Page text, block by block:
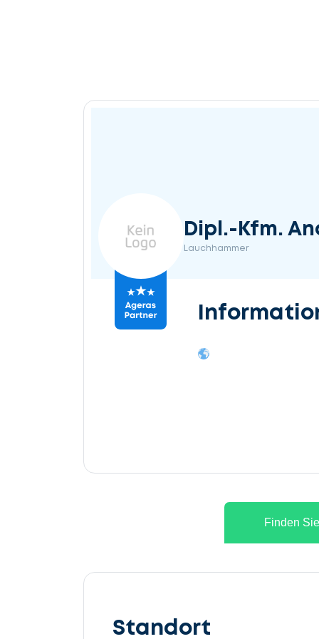
Dipl.-Kfm.
Lauchhammer
Finden
Standort
Lassen